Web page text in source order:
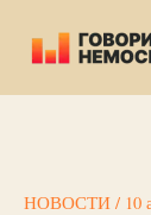
содержимому
НОВОСТИ / 10